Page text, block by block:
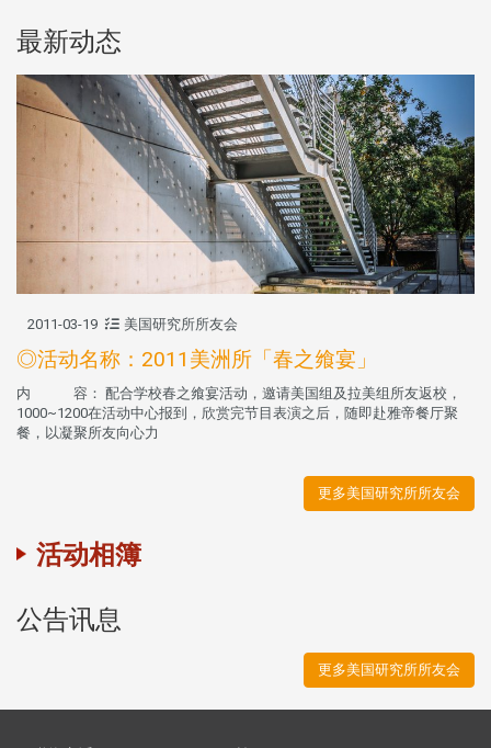
最新动态
2011-03-19 美国研究所所友会
◎活动名称：2011美洲所「春之飨宴」
内 容： 配合学校春之飨宴活动，邀请美国组及拉美组所友返校，
1000~1200在活动中心报到，欣赏完节目表演之后，随即赴雅帝餐厅聚
餐，以凝聚所友向心力
更多美国研究所所友会
活动相簿
公告讯息
更多美国研究所所友会